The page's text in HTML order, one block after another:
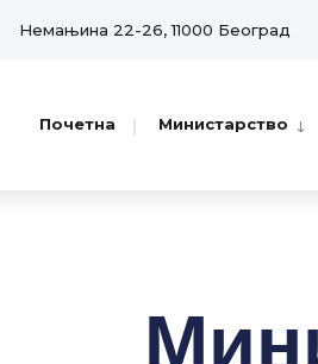
Немањина 22-26, 11000 Београд
Почетна Министарство